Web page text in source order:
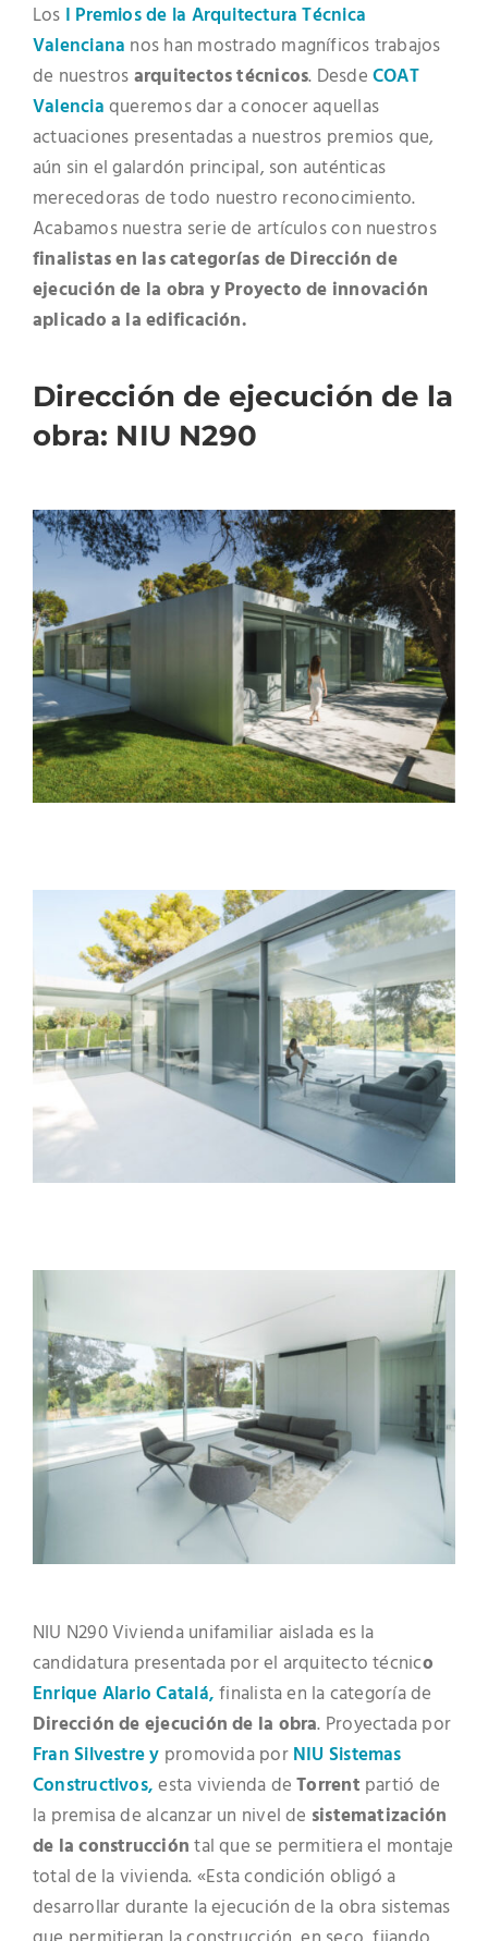
Los I Premios de la Arquitectura Técnica
Valenciana nos han mostrado magníficos trabajos
de nuestrosarquitectos técnicos. DesdeCOAT
Valenciaqueremos dar a conocer aquellas
actuaciones presentadas a nuestros premios que,
aún sin el galardón principal, son auténticas
merecedoras de todo nuestro reconocimiento.
Acabamos nuestra serie de artículos con nuestros
finalistas en las categorías de Dirección de
ejecución de la obra y Proyecto de innovación
aplicado a la edificación.
Dirección de ejecución de la
obra: NIU N290
NIU N290 Vivienda unifamiliar aislada es la
candidatura presentada por el arquitecto técnico
Enrique Alario Catalá,finalista en la categoría de
Dirección de ejecución de la obra. Proyectada por
Fran Silvestre y promovida porNIU Sistemas
Constructivos,esta vivienda deTorrent partió de
la premisa de alcanzar un nivel de sistematización
de la construccióntal que se permitiera el montaje
total de la vivienda. «Esta condición obligó a
desarrollar durante la ejecución de la obra sistemas